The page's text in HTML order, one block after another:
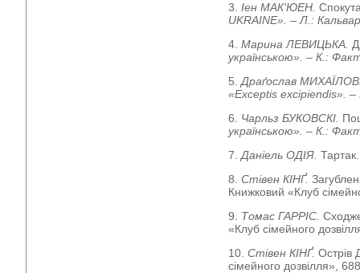
3. Іен МАК‘ЮЕН.
UKRAINE». – Л.:
4. Марина ЛЕВИЦЬКА.
українською». – К.:
5. Драґослав
«Exceptis excipiendis».
6. Чарльз БУКОВСКІ.
українською». – К.:
7. Даніель ОДІЯ.
8. Стівен КІНҐ.
Книжковий «Клуб
9. Томас ГАРРІС.
«Клуб сімейного
10. Стівен КІНҐ. Острів
сімейного дозвілля»,